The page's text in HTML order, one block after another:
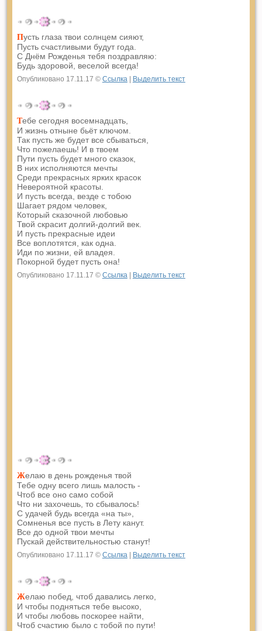
Пусть глаза твои солнцем сияют,
Пусть счастливыми будут года.
С Днём Рожденья тебя поздравляю:
Будь здоровой, веселой всегда!
Опубликовано 17.11.17 © Ссылка| Выделить текст
Тебе сегодня восемнадцать,
И жизнь отныне бьёт ключом.
Так пусть же будет все сбываться,
Что пожелаешь! И в твоем
Пути пусть будет много сказок,
В них исполняются мечты
Среди прекрасных ярких красок
Невероятной красоты.
И пусть всегда, везде с тобою
Шагает рядом человек,
Который сказочной любовью
Твой скрасит долгий-долгий век.
И пусть прекрасные идеи
Все воплотятся, как одна.
Иди по жизни, ей владея.
Покорной будет пусть она!
Опубликовано 17.11.17 © Ссылка| Выделить текст
Желаю в день рожденья твой
Тебе одну всего лишь малость -
Чтоб все оно само собой
Что ни захочешь, то сбывалось!
С удачей будь всегда «на ты»,
Сомненья все пусть в Лету канут.
Все до одной твои мечты
Пускай действительностью станут!
Опубликовано 17.11.17 © Ссылка| Выделить текст
Желаю побед, чтоб давались легко,
И чтобы подняться тебе высоко,
И чтобы любовь поскорее найти,
Чтоб счастию было с тобой по пути!